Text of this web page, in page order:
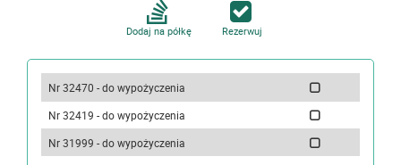
Dodaj na półkę Rezerwuj
Nr 32470 - do wypożyczenia
Nr 32419 - do wypożyczenia
Nr 31999 - do wypożyczenia